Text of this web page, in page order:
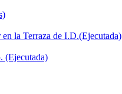
la Terraza de I.D.(Ejecutada)
(Ejecutada)